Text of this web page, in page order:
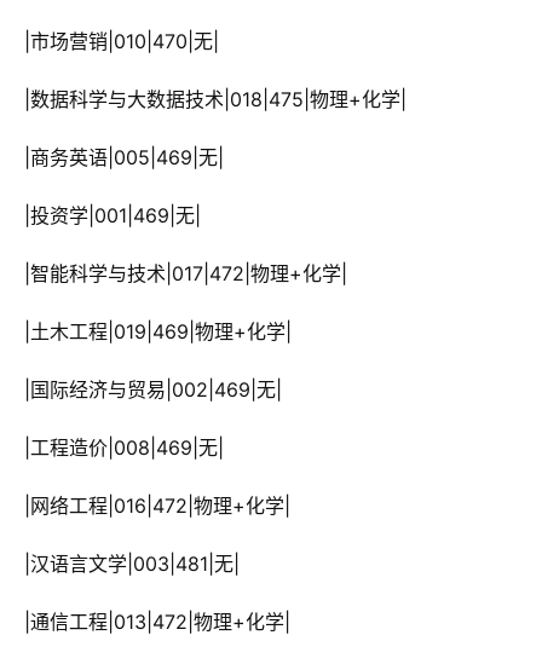
|市场营销|010|470|无|
|数据科学与大数据技术|018|475|物理+化学|
|商务英语|005|469|无|
|投资学|001|469|无|
|智能科学与技术|017|472|物理+化学|
|土木工程|019|469|物理+化学|
|国际经济与贸易|002|469|无|
|工程造价|008|469|无|
|网络工程|016|472|物理+化学|
|汉语言文学|003|481|无|
|通信工程|013|472|物理+化学|